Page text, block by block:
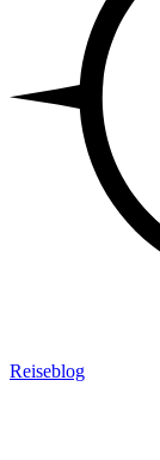
Reiseblog